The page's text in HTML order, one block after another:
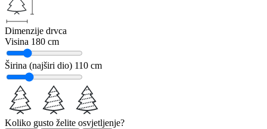
Dimenzije drvca
Visina 180 cm
Širina (najširi dio) 110 cm
Koliko gusto želite osvjetljenje?